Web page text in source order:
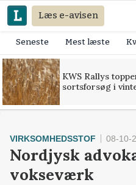
Læs e-avisen
Seneste Mest læste
KWS Rallys
sortsforsøg i
VIRKSOMHEDSSTOF 08-10-
Nordjysk
vokseværk